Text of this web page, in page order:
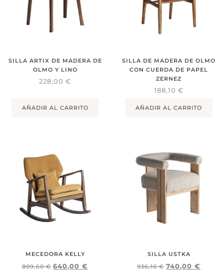
SILLA ARTIX DE MADERA DE
OLMO Y LINO
228,00€
AÑADIR AL CARRITO
SILLA DE MADERA DE OLMO
CON CUERDA DE PAPEL
ZERNEZ
188,10€
AÑADIR AL CARRITO
MECEDORA KELLY
809,60€ 640,00€
SILLA USTKA
936,10€ 740,00€